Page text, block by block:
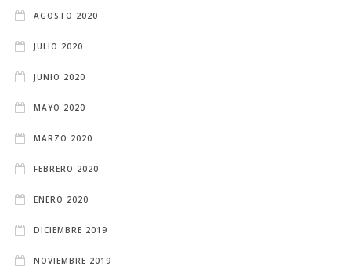
AGOSTO 2020
JULIO 2020
JUNIO 2020
MAYO 2020
MARZO 2020
FEBRERO 2020
ENERO 2020
DICIEMBRE 2019
NOVIEMBRE 2019